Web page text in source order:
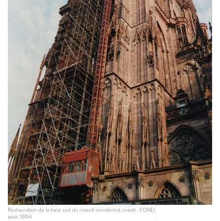
Restauration de la face sud du massif occidental, crédit : F.OND,
août 1994